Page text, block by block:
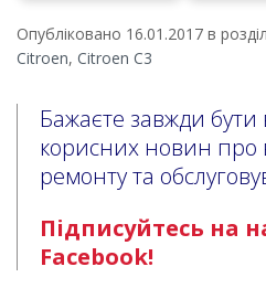
Опубліковано 16.01.2017 в
Citroen, Citroen C3
Бажаєте завжди бути
корисних новин про
ремонту та
Підписуйтесь на
Facebook!